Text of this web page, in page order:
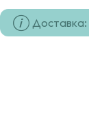
Доставка: